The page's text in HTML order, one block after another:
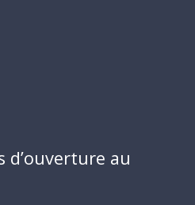
d’ouverture au